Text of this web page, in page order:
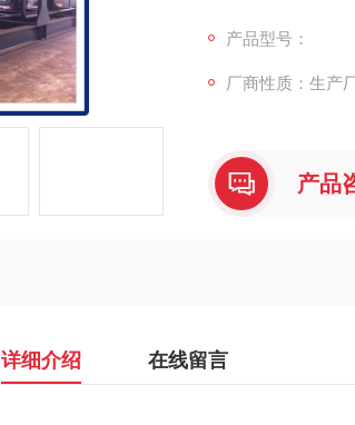
高，污泥与桨叶片
产品型号：
厂商性质：生产
产品
详细介绍 在线留言